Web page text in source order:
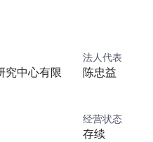
究中心有限
法人代表
陈忠益
经营状态
存续